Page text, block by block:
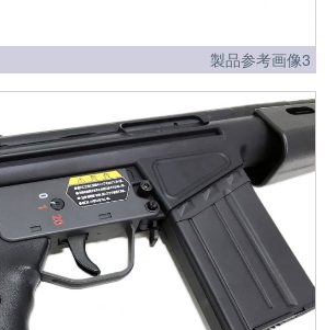
製品参考画像3